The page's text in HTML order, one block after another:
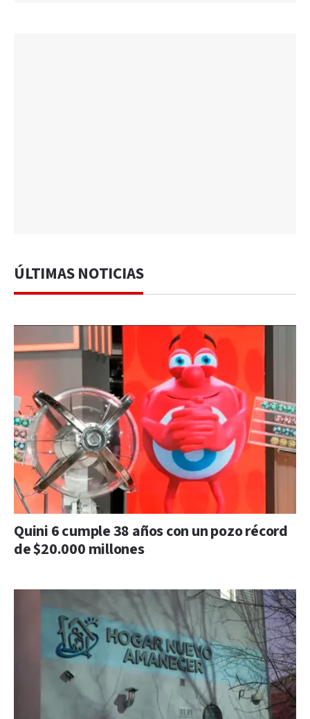
ÚLTIMAS NOTICIAS
Quini 6 cumple 38 años con un pozo récord
de $20.000 millones